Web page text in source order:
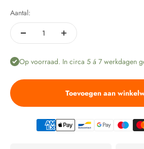
Aantal:
Op voorraad. In circa 5 á 7 werkdagen
Toevoegen aan